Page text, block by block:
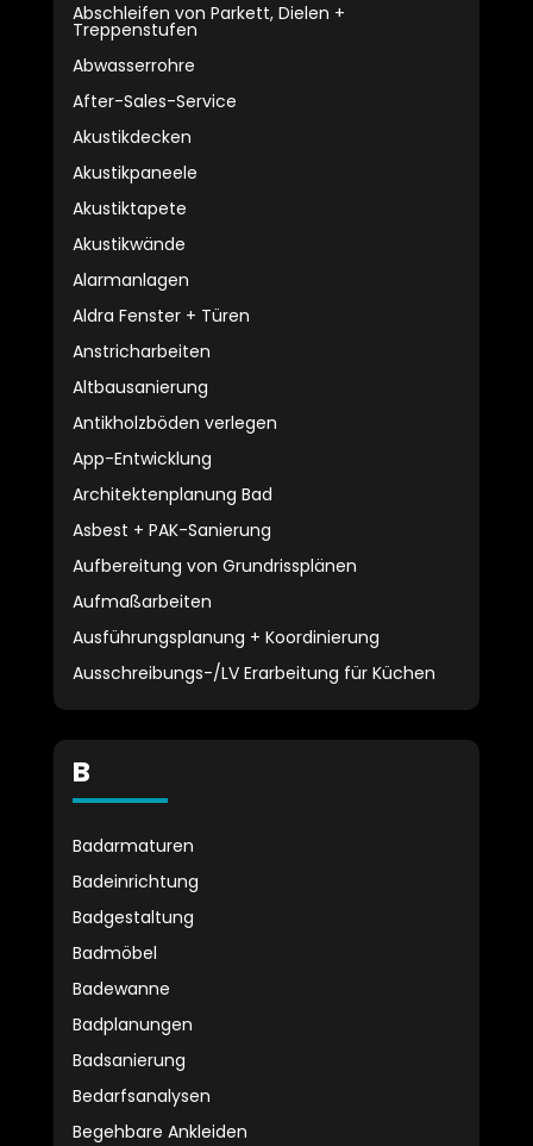
Abschleifen von Parkett, Dielen +
Treppenstufen
Abwasserrohre
After-Sales-Service
Akustikdecken
Akustikpaneele
Akustiktapete
Akustikwände
Alarmanlagen
Aldra Fenster + Türen
Anstricharbeiten
Altbausanierung
Antikholzböden verlegen
App-Entwicklung
Architektenplanung Bad
Asbest + PAK-Sanierung
Aufbereitung von Grundrissplänen
Aufmaßarbeiten
Ausführungsplanung + Koordinierung
Ausschreibungs-/LV Erarbeitung für Küchen
B
Badarmaturen
Badeinrichtung
Badgestaltung
Badmöbel
Badewanne
Badplanungen
Badsanierung
Bedarfsanalysen
Begehbare Ankleiden